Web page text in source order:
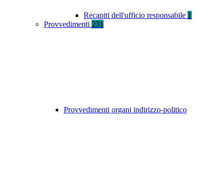
Recapiti dell'ufficio responsabile 1
Provvedimenti 231
Provvedimenti organi indirizzo-politico